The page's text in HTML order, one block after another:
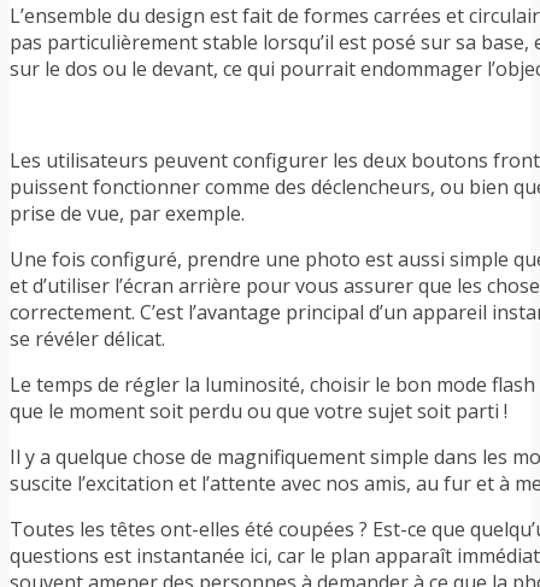
L’ensemble du design est fait de formes carrées et
pas particulièrement stable lorsqu’il est posé sur sa
sur le dos ou le devant, ce qui pourrait endommager
Les utilisateurs peuvent configurer les deux boutons
puissent fonctionner comme des déclencheurs, ou bien
prise de vue, par exemple.
Une fois configuré, prendre une photo est aussi simple
et d’utiliser l’écran arrière pour vous assurer que les
correctement. C’est l’avantage principal d’un appareil
se révéler délicat.
Le temps de régler la luminosité, choisir le bon mode
que le moment soit perdu ou que votre sujet soit parti !
Il y a quelque chose de magnifiquement simple dans les
suscite l’excitation et l’attente avec nos amis, au fur et à
Toutes les têtes ont-elles été coupées ? Est-ce que
questions est instantanée ici, car le plan apparaît